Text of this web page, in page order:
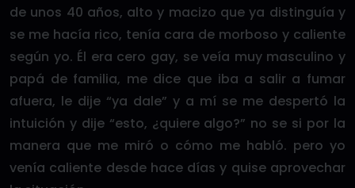
de unos 40 años, alto y macizo que ya distinguía y
se me hacía rico, tenía cara de morboso y caliente
según yo. Él era cero gay, se veía muy masculino y
papá de familia, me dice que iba a salir a fumar
afuera, le dije “ya dale” y a mí se me despertó la
intuición y dije “esto, ¿quiere algo?” no se si por la
manera que me miró o cómo me habló. pero yo
venía caliente desde hace días y quise aprovechar